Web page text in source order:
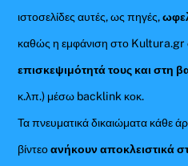
ιστοσελίδες αυτές, ως πηγές,
καθώς η εμφάνιση στο Kultura.gr
επισκεψιμότητά τους και στη
κ.λπ.) μέσω backlink κοκ.
Τα πνευματικά δικαιώματα κάθε
βίντεοανήκουν αποκλειστικά